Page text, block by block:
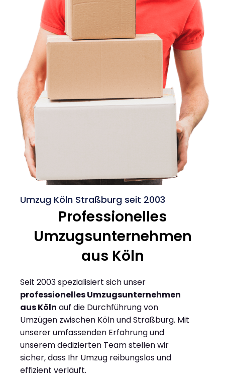
Umzug Köln Straßburg seit 2003
Professionelles
Umzugsunternehmen
aus Köln
Seit 2003 spezialisiert sich unser
professionelles Umzugsunternehmen
aus Köln auf die Durchführung von
Umzügen zwischen Köln und Straßburg. Mit
unserer umfassenden Erfahrung und
unserem dedizierten Team stellen wir
sicher, dass Ihr Umzug reibungslos und
effizient verläuft.